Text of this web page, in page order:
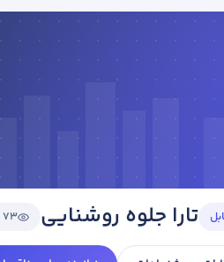
تارا جلوه روشنایی 73 بازدید